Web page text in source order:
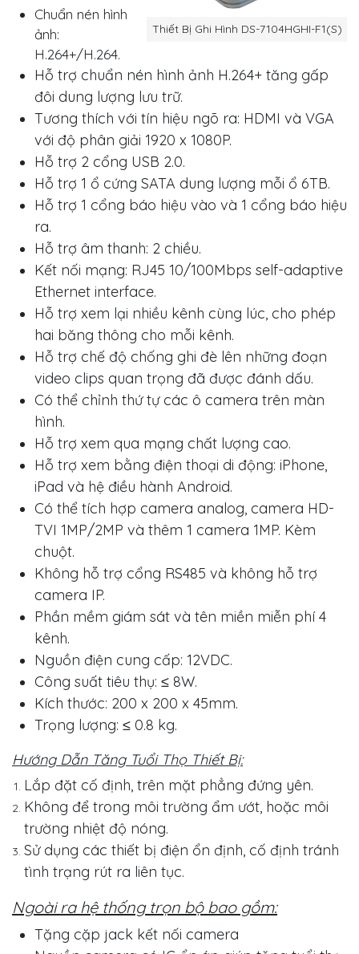
Thiết Bị Ghi Hình DS-7104HGHI-F1(S)
Chuẩn nén hình
ảnh:
H.264+/H.264.
Hỗ trợ chuẩn nén hình ảnh H.264+ tăng gấp
đôi dung lượng lưu trữ.
Tương thích với tín hiệu ngõ ra: HDMI và VGA
với độ phân giải 1920 x 1080P.
Hỗ trợ 2 cổng USB 2.0.
Hỗ trợ 1 ổ cứng SATA dung lượng mỗi ổ 6TB.
Hỗ trợ 1 cổng báo hiệu vào và 1 cổng báo hiệu
ra.
Hỗ trợ âm thanh: 2 chiều.
Kết nối mạng: RJ45 10/100Mbps self-adaptive
Ethernet interface.
Hỗ trợ xem lại nhiều kênh cùng lúc, cho phép
hai băng thông cho mỗi kênh.
Hỗ trợ chế độ chống ghi đè lên những đoạn
video clips quan trọng đã được đánh dấu.
Có thể chỉnh thứ tự các ô camera trên màn
hình.
Hỗ trợ xem qua mạng chất lượng cao.
Hỗ trợ xem bằng điện thoại di động: iPhone,
iPad và hệ điều hành Android.
Có thể tích hợp camera analog, camera HD-
TVI 1MP/2MP và thêm 1 camera 1MP. Kèm
chuột.
Không hỗ trợ cổng RS485 và không hỗ trợ
camera IP.
Phần mềm giám sát và tên miền miễn phí 4
kênh.
Nguồn điện cung cấp: 12VDC.
Công suất tiêu thụ: ≤ 8W.
Kích thước: 200 x 200 x 45mm.
Trọng lượng: ≤ 0.8 kg.
Hướng Dẫn Tăng Tuổi Thọ Thiết Bị:
Lắp đặt cố định, trên mặt phẳng đứng yên.
Không để trong môi trường ẩm ướt, hoặc môi
trường nhiệt độ nóng.
Sử dụng các thiết bị điện ổn định, cố định tránh
tình trạng rút ra liên tục.
Ngoài ra hệ thống trọn bộ bao gồm:
Tặng cặp jack kết nối camera